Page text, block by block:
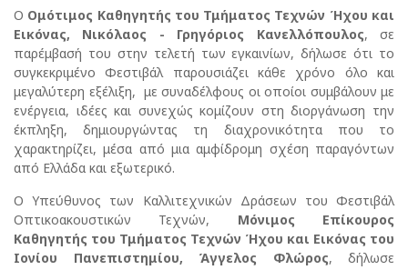
Ο Ομότιμος Καθηγητής του Τμήματος Τεχνών Ήχου και
Εικόνας, Νικόλαος - Γρηγόριος Κανελλόπουλος, σε
παρέμβασή του στην τελετή των εγκαινίων, δήλωσε ότι το
συγκεκριμένο Φεστιβάλ παρουσιάζει κάθε χρόνο όλο και
μεγαλύτερη εξέλιξη, με συναδέλφους οι οποίοι συμβάλουν με
ενέργεια, ιδέες και συνεχώς κομίζουν στη διοργάνωση την
έκπληξη, δημιουργώντας τη διαχρονικότητα που το
χαρακτηρίζει, μέσα από μια αμφίδρομη σχέση παραγόντων
από Ελλάδα και εξωτερικό.
Ο Υπεύθυνος των Καλλιτεχνικών Δράσεων του Φεστιβάλ
Οπτικοακουστικών Τεχνών, Μόνιμος Επίκουρος
Καθηγητής του Τμήματος Τεχνών Ήχου και Εικόνας του
Ιονίου Πανεπιστημίου, Άγγελος Φλώρος, δήλωσε